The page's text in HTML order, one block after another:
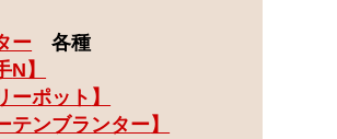
ー 各種
N】
ーポット 】
テンブランター】